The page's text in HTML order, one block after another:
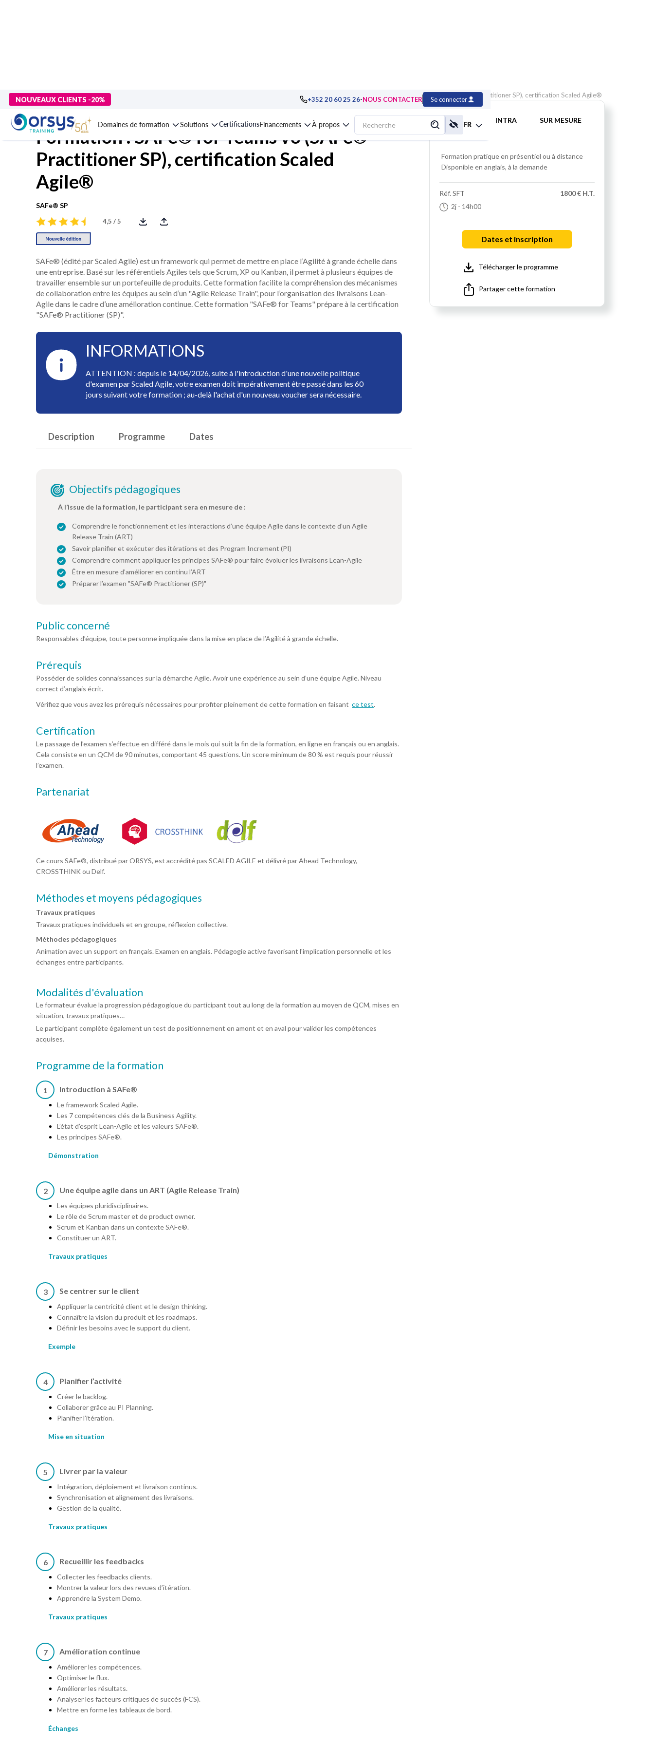
NOUVEAUX CLIENTS -20% +352 20 60 25 26-NOUS CONTACTER Se connecter
Domaines de formation Solutions CertificationsFinancements À propos FR
> Formations>Technologies numériques Démarches agiles : méthodes et certifications Formation SAFe® for Teams v6 (SAFe® Practitioner SP), certification Scaled Agile®
Formation : SAFe® for Teams v6 (SAFe®
Practitioner SP), certification Scaled
Agile®
SAFe® SP
4,5 / 5
INTER INTRA SUR MESURE
Formation pratique en présentiel ou à distance
Disponible en anglais, à la demande
Réf. SFT
2j - 14h00
1800 € H.T.
Dates et inscription
Télécharger le programme
Partager cette formation
SAFe® (édité par Scaled Agile) est un framework qui permet de mettre en place l’Agilité à grande échelle dans
une entreprise. Basé sur les référentiels Agiles tels que Scrum, XP ou Kanban, il permet à plusieurs équipes de
travailler ensemble sur un portefeuille de produits. Cette formation facilite la compréhension des mécanismes
de collaboration entre les équipes au sein d’un "Agile Release Train", pour l’organisation des livraisons Lean-
Agile dans le cadre d’une amélioration continue. Cette formation "SAFe® for Teams" prépare à la certification
"SAFe® Practitioner (SP)".
INFORMATIONS
ATTENTION : depuis le 14/04/2026, suite à l'introduction d'une nouvelle politique
d'examen par Scaled Agile, votre examen doit impérativement être passé dans les 60
jours suivant votre formation ; au-delà l'achat d'un nouveau voucher sera nécessaire.
Description Programme Dates
Objectifs pédagogiques
À l’issue de la formation, le participant sera en mesure de :
Comprendre le fonctionnement et les interactions d’une équipe Agile dans le contexte d’un Agile
Release Train (ART)
Savoir planifier et exécuter des itérations et des Program Increment (PI)
Comprendre comment appliquer les principes SAFe® pour faire évoluer les livraisons Lean-Agile
Être en mesure d’améliorer en continu l’ART
Préparer l’examen "SAFe® Practitioner (SP)"
Public concerné
Responsables d’équipe, toute personne impliquée dans la mise en place de l’Agilité à grande échelle.
Prérequis
Posséder de solides connaissances sur la démarche Agile. Avoir une expérience au sein d’une équipe Agile. Niveau
correct d’anglais écrit.
Vérifiez que vous avez les prérequis nécessaires pour profiter pleinement de cette formation en faisant ce test.
Certification
Le passage de l’examen s’effectue en différé dans le mois qui suit la fin de la formation, en ligne en français ou en anglais.
Cela consiste en un QCM de 90 minutes, comportant 45 questions. Un score minimum de 80 % est requis pour réussir
l’examen.
Partenariat
Ce cours SAFe®, distribué par ORSYS, est accrédité pas SCALED AGILE et délivré par Ahead Technology,
CROSSTHINK ou Delf.
Méthodes et moyens pédagogiques
Travaux pratiques
Travaux pratiques individuels et en groupe, réflexion collective.
Méthodes pédagogiques
Animation avec un support en français. Examen en anglais. Pédagogie active favorisant l'implication personnelle et les
échanges entre participants.
Modalités d'évaluation
Le formateur évalue la progression pédagogique du participant tout au long de la formation au moyen de QCM, mises en
situation, travaux pratiques…
Le participant complète également un test de positionnement en amont et en aval pour valider les compétences
acquises.
Programme de la formation
1 Introduction à SAFe®
Le framework Scaled Agile.
Les 7 compétences clés de la Business Agility.
L’état d’esprit Lean-Agile et les valeurs SAFe®.
Les principes SAFe®.
Démonstration
2 Une équipe agile dans un ART (Agile Release Train)
Les équipes pluridisciplinaires.
Le rôle de Scrum master et de product owner.
Scrum et Kanban dans un contexte SAFe®.
Constituer un ART.
Travaux pratiques
3 Se centrer sur le client
Appliquer la centricité client et le design thinking.
Connaître la vision du produit et les roadmaps.
Définir les besoins avec le support du client.
Exemple
4 Planifier l’activité
Créer le backlog.
Collaborer grâce au PI Planning.
Planifier l’itération.
Mise en situation
5 Livrer par la valeur
Intégration, déploiement et livraison continus.
Synchronisation et alignement des livraisons.
Gestion de la qualité.
Travaux pratiques
6 Recueillir les feedbacks
Collecter les feedbacks clients.
Montrer la valeur lors des revues d’itération.
Apprendre la System Demo.
Travaux pratiques
7 Amélioration continue
Améliorer les compétences.
Optimiser le flux.
Améliorer les résultats.
Analyser les facteurs critiques de succès (FCS).
Mettre en forme les tableaux de bord.
Échanges